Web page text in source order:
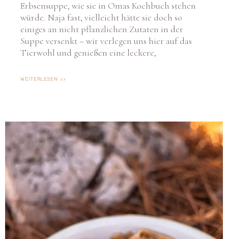
würde. Naja fast, vielleicht hätte sie doch so
einiges an nicht pflanzlichen Zutaten in der
Suppe versenkt – wir verlegen uns hier auf das
Tierwohl und genießen eine leckere,